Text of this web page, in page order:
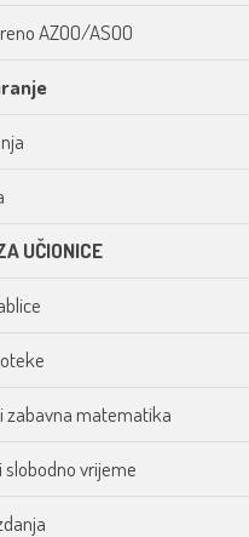
AZOO/ASOO
UČIONICE
zabavna matematika
slobodno vrijeme